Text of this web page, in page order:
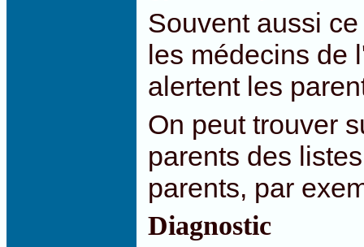
Souvent aussi
les médecins de
alertent les
On peut trouver
parents des
parents, par
Diagnostic